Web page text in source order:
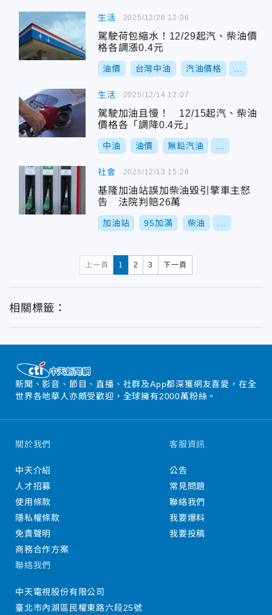
生活
駕駛荷包縮水！12/29起汽、柴油價
格各調漲0.4元
油價 台灣中油 汽油價格
2025/12/28 12:06
生活
駕駛加油且慢！ 12/15起汽、柴油
價格各「調降0.4元」
中油 油價 無鉛汽油
2025/12/14 12:07
社會
基隆加油站誤加柴油毀引擎車主怒
告 法院判賠26萬
加油站 95加滿 柴油
2025/12/13 15:28
上一頁 1 2 3 下一頁
相關標籤：
新聞、影音、節目、直播、社群及App都深獲網友喜愛，在全
世界各地華人亦頗受歡迎，全球擁有2000萬粉絲。
關於我們
中天介紹
人才招募
使用條款
隱私權條款
免責聲明
商務合作方案
客服資訊
公告
常見問題
聯絡我們
我要爆料
我要投稿
聯絡我們
中天電視股份有限公司
臺北市內湖區民權東路六段25號